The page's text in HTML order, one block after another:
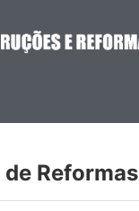
Reformas